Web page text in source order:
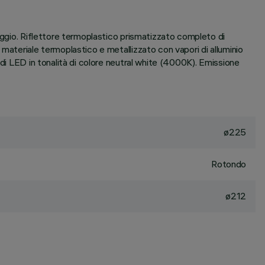
Riflettore termoplastico prismatizzato completo di
termoplastico e metallizzato con vapori di alluminio
in tonalità di colore neutral white (4000K). Emissione
ø225
Rotondo
ø212